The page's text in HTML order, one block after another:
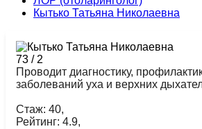
Кытько Татьяна Николаевна
73 / 2
Проводит диагностику,
заболеваний уха и верхних
Стаж: 40,
Рейтинг: 4.9,